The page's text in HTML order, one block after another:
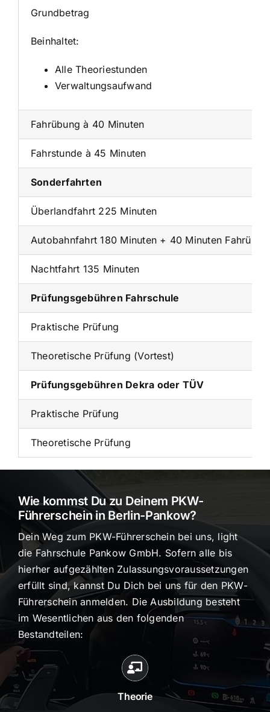
Grundbetrag
Beinhaltet:
Alle Theoriestunden
Verwaltungsaufwand
Fahrübung à 40 Minuten
Fahrstunde à 45 Minuten
Sonderfahrten
Überlandfahrt 225 Minuten
Autobahnfahrt 180 Minuten + 40 Minuten
Nachtfahrt 135 Minuten
Prüfungsgebühren Fahrschule
Praktische Prüfung
Theoretische Prüfung (Vortest)
Prüfungsgebühren Dekra oder TÜV
Praktische Prüfung
Theoretische Prüfung
Wie kommst Du zu Deinem PKW-
Führerschein in Berlin-Pankow?
Dein Weg zum PKW-Führerschein bei uns, light
die Fahrschule Pankow GmbH. Sofern alle bis
hierher aufgezählten Zulassungsvoraussetzungen
erfüllt sind, kannst Du Dich bei uns für den PKW-
Führerschein anmelden. Die Ausbildung besteht
im Wesentlichen aus den folgenden
Bestandteilen:
Theorie